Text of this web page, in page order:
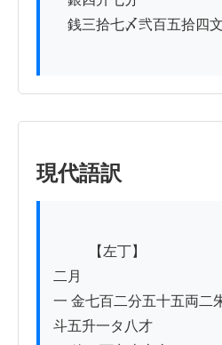
銭三拾七〆弐百五拾四文
現代語訳
二月
一 金七百二分五十五両二
斗五升一タ八才